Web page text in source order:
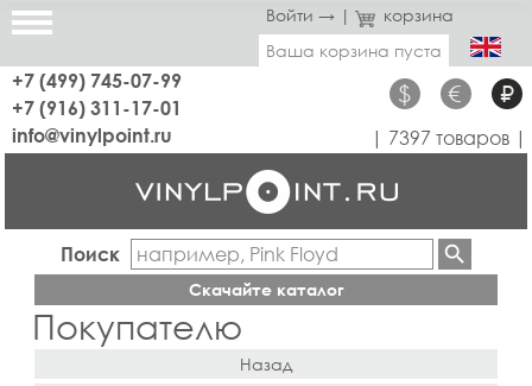
Войти → |
корзина
Ваша корзина пуста
+7 (499) 745-07-99
+7 (916) 311-17-01
$ € ₽
info@vinylpoint.ru | 7397 товаров |
Поиск
Скачайте каталог
Покупателю
Назад